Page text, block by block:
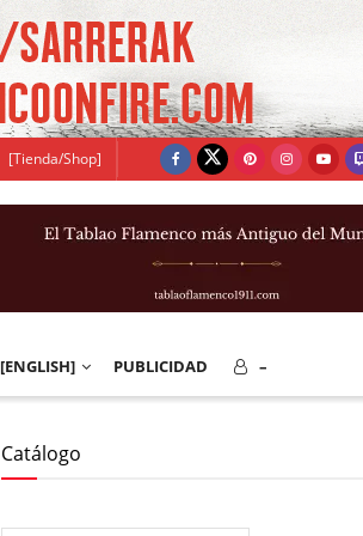
[Tienda/Shop]
[ENGLISH] PUBLICIDAD –
Catálogo